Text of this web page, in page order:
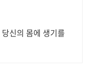
신의 몸에 생기를